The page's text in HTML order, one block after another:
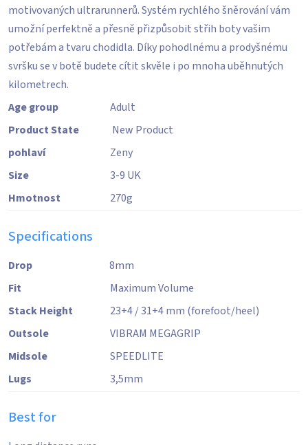
motivovaných ultrarunnerů. Systém rychlého šněrování vám
umožní perfektně a přesně přizpůsobit střih boty vašim
potřebám a tvaru chodidla. Díky pohodlnému a prodyšnému
svršku se v botě budete cítit skvěle i po mnoha uběhnutých
kilometrech.
Age group
Adult
Product State
New Product
pohlaví
Zeny
Size
3-9 UK
Hmotnost
270g
Specifications
Drop
8mm
Fit
Maximum Volume
Stack Height
23+4 / 31+4 mm (forefoot/heel)
Outsole
VIBRAM MEGAGRIP
Midsole
SPEEDLITE
Lugs
3,5mm
Best for